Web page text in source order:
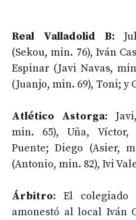
Real Valladolid B:
(Sekou, min. 76), Iván
Espinar (Javi Navas,
(Juanjo, min. 69), Toni; y
Atlético Astorga:
min. 65), Uña, Víctor,
Puente; Diego (Asier,
(Antonio, min. 82), Ivi
Árbitro: El colegiado
amonestó al local Iván